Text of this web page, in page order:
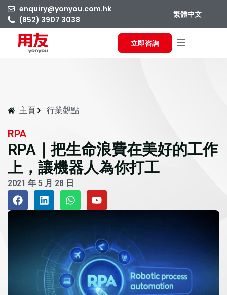
enquiry@yonyou.com.hk
(852) 3907 3038
繁體中文
立即咨詢
主頁 行業觀點
RPA
RPA｜把生命浪費在美好的工作
上，讓機器人為你打工
2021 年 5 月 28 日